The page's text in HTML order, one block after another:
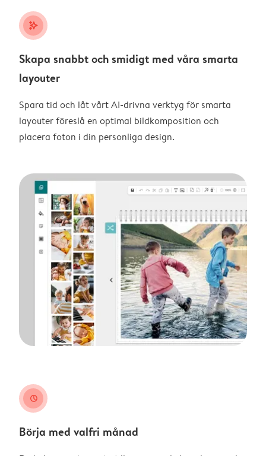
stars_plus
Skapa snabbt och smidigt med våra smarta
layouter
Spara tid och låt vårt AI-drivna verktyg för smarta
layouter föreslå en optimal bildkomposition och
placera foton i din personliga design.
clock
Börja med valfri månad